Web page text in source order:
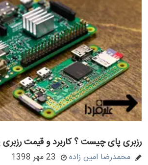
رزبری پای چیست ؟ کاربرد و قیمت
محمدرضا امین زاده 23 مهر 1398